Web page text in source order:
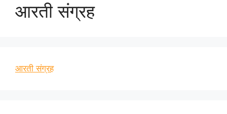
आरती संग्रह
आरती संग्रह